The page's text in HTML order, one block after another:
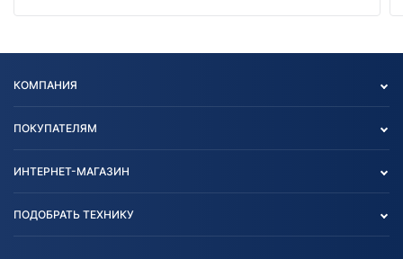
КОМПАНИЯ
Блог
ПОКУПАТЕЛЯМ
Согласие на обработку
ИНТЕРНЕТ-МАГАЗИН
Агротехника
ПОДОБРАТЬ ТЕХНИКУ